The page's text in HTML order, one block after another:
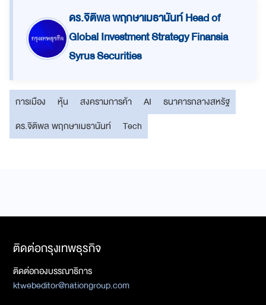
ดร.จิติพล พฤกษาเมธานันท์ Head of
Global Investment Strategy Finansia
Syrus Securities
การเมือง หุ้น สงครามการค้า AI
ธนาคารกลางสหรัฐ
ดร.จิติพล พฤกษาเมธานันท์
Tech
ติดต่อกรุงเทพธุรกิจ
ติดต่อกองบรรณาธิการ
ktwebeditor@nationgroup.com